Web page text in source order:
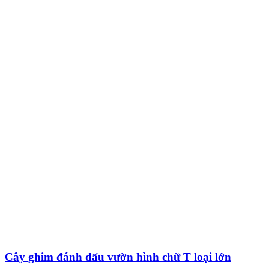
Cây ghim đánh dấu vườn hình chữ T loại lớn